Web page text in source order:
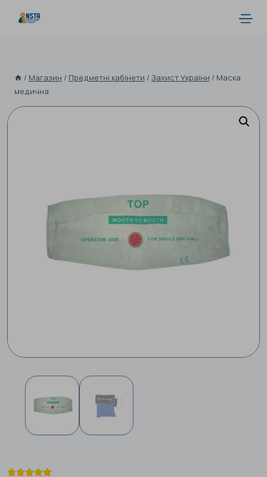
/ Магазин / Предметні кабінети / Захист України / Маска
медична
